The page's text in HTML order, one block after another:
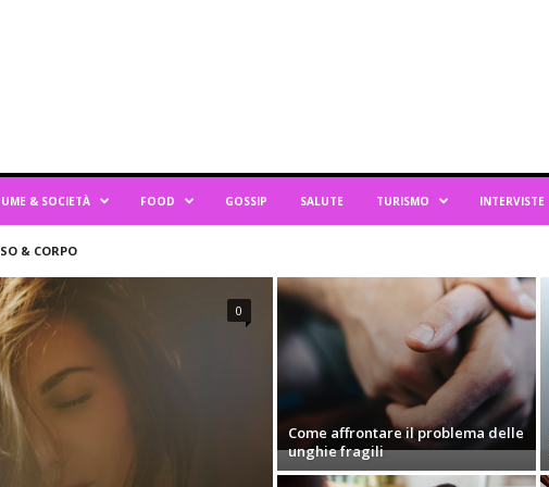
& SOCIETÀ FOOD GOSSIP SALUTE TURISMO INTERVISTE
& CORPO
0
Come affrontare il problema delle
unghie fragili